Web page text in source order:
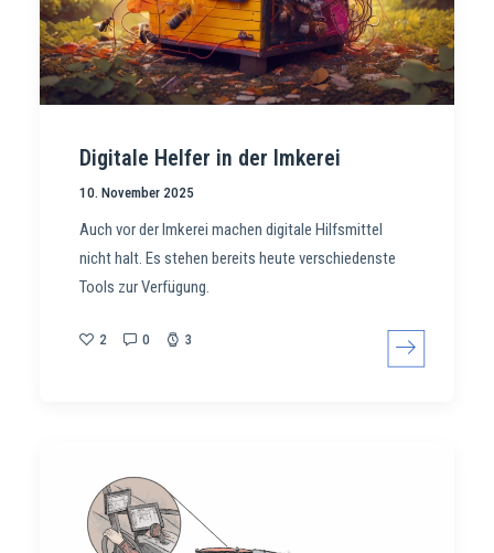
Digitale Helfer in der Imkerei
10. November 2025
Auch vor der Imkerei machen digitale Hilfsmittel
nicht halt. Es stehen bereits heute verschiedenste
Tools zur Verfügung.
2 0 3